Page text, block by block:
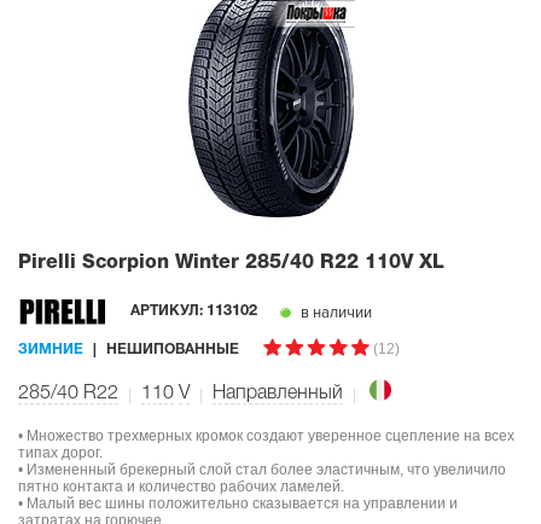
Pirelli Scorpion Winter 285/40 R22 110V XL
АРТИКУЛ: 113102 в наличии
ЗИМНИЕ НЕШИПОВАННЫЕ (12)
285/40 R22 110 V Направленный
• Множество трехмерных кромок создают уверенное сцепление на всех
типах дорог.
• Измененный брекерный слой стал более эластичным, что увеличило
пятно контакта и количество рабочих ламелей.
• Малый вес шины положительно сказывается на управлении и
затратах на горючее.